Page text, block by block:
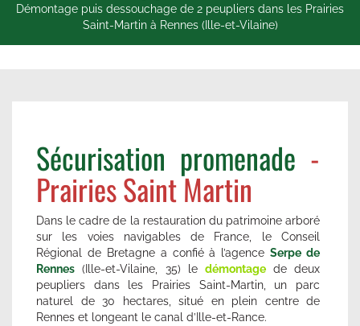
Démontage puis dessouchage de 2 peupliers dans les Prairies
Saint-Martin à Rennes (Ille-et-Vilaine)
Sécurisation promenade -
Prairies Saint Martin
Dans le cadre de la restauration du patrimoine arboré
sur les voies navigables de France, le Conseil
Régional de Bretagne a confié à l’agenceSerpe de
Rennes (Ille-et-Vilaine, 35) ledémontage de deux
peupliers dans les Prairies Saint-Martin, un parc
naturel de 30 hectares, situé en plein centre de
Rennes et longeant le canal d’Ille-et-Rance.